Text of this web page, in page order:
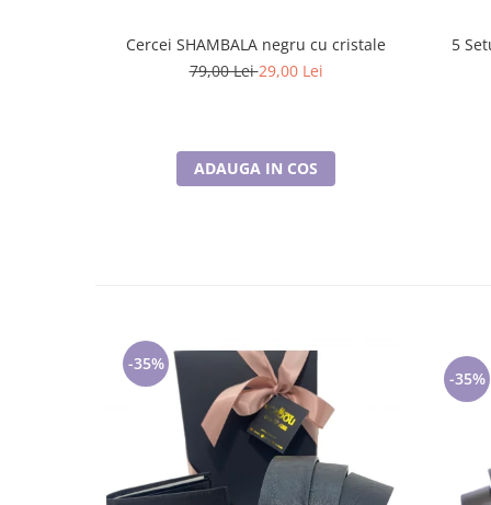
Cercei SHAMBALA negru cu cristale
79,00 Lei29,00 Lei
ADAUGA IN COS
5
-35%
-35%